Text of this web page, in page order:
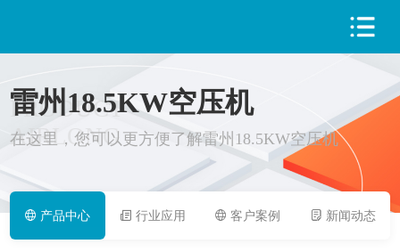
PRODUCT
AIRLONG
雷州18.5KW空压机
在这里，您可以更方便了解雷州18.5KW空压机
产品中心 行业应用 客户案例 新闻动态